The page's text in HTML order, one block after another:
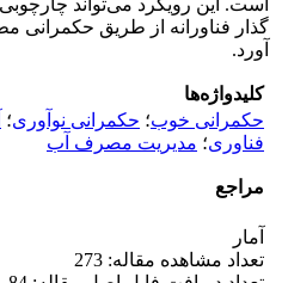
است. این رویکرد می‌تواند
گذار فناورانه از طریق حکمرانی
آورد.
کلیدواژه‌ها
حکمرانی خوب؛ حکمرانی نوآوری؛
فناوری؛ مدیریت مصرف آب
مراجع
آمار
تعداد مشاهده مقاله: 273